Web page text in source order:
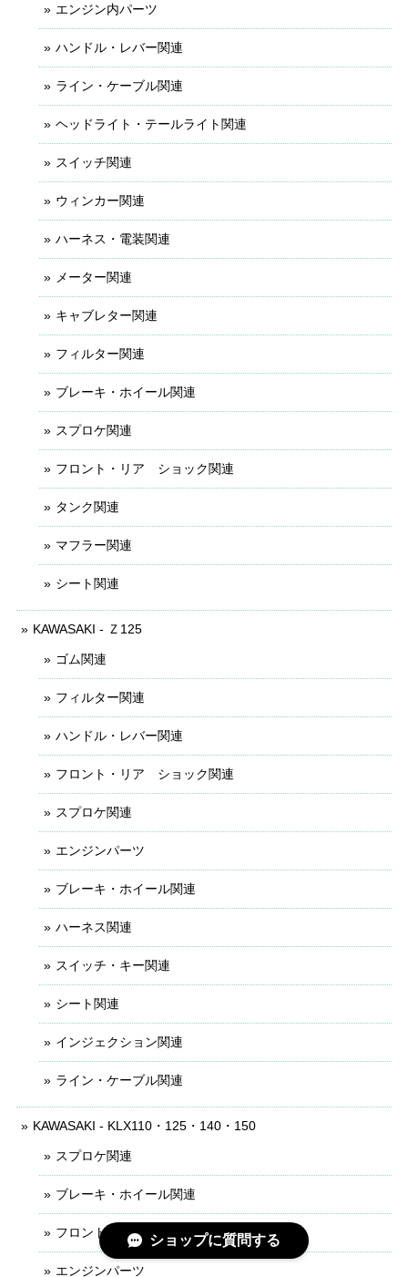
エンジン内パーツ
ハンドル・レバー関連
ライン・ケーブル関連
ヘッドライト・テールライト関連
スイッチ関連
ウィンカー関連
ハーネス・電装関連
メーター関連
キャブレター関連
フィルター関連
ブレーキ・ホイール関連
スプロケ関連
フロント・リア ショック関連
タンク関連
マフラー関連
シート関連
KAWASAKI - Ｚ125
ゴム関連
フィルター関連
ハンドル・レバー関連
フロント・リア ショック関連
スプロケ関連
エンジンパーツ
ブレーキ・ホイール関連
ハーネス関連
スイッチ・キー関連
シート関連
インジェクション関連
ライン・ケーブル関連
KAWASAKI - KLX110・125・140・150
スプロケ関連
ブレーキ・ホイール関連
フロントフォーク関連
エンジンパーツ
ショップに質問する